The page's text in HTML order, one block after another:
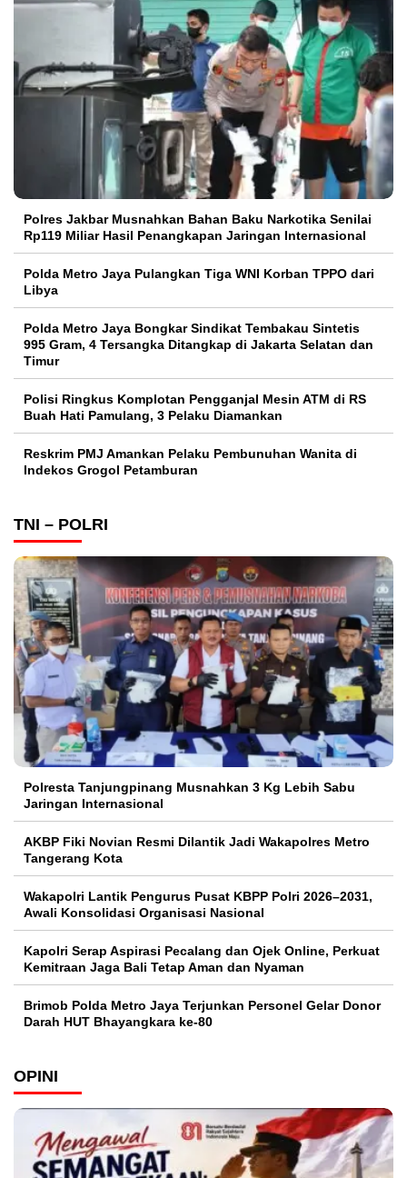
Polres Jakbar Musnahkan Bahan Baku Narkotika Senilai
Rp119 Miliar Hasil Penangkapan Jaringan Internasional
Polda Metro Jaya Pulangkan Tiga WNI Korban TPPO dari
Libya
Polda Metro Jaya Bongkar Sindikat Tembakau Sintetis
995 Gram, 4 Tersangka Ditangkap di Jakarta Selatan dan
Timur
Polisi Ringkus Komplotan Pengganjal Mesin ATM di RS
Buah Hati Pamulang, 3 Pelaku Diamankan
Reskrim PMJ Amankan Pelaku Pembunuhan Wanita di
Indekos Grogol Petamburan
TNI – POLRI
Polresta Tanjungpinang Musnahkan 3 Kg Lebih Sabu
Jaringan Internasional
AKBP Fiki Novian Resmi Dilantik Jadi Wakapolres Metro
Tangerang Kota
Wakapolri Lantik Pengurus Pusat KBPP Polri 2026–2031,
Awali Konsolidasi Organisasi Nasional
Kapolri Serap Aspirasi Pecalang dan Ojek Online, Perkuat
Kemitraan Jaga Bali Tetap Aman dan Nyaman
Brimob Polda Metro Jaya Terjunkan Personel Gelar Donor
Darah HUT Bhayangkara ke-80
OPINI